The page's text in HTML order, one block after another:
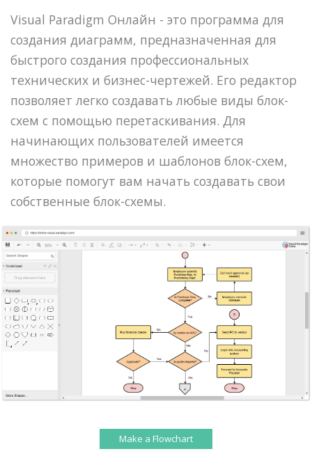
Visual Paradigm Онлайн - это программа для
создания диаграмм, предназначенная для
быстрого создания профессиональных
технических и бизнес-чертежей. Его редактор
позволяет легко создавать любые виды блок-
схем с помощью перетаскивания. Для
начинающих пользователей имеется
множество примеров и шаблонов блок-схем,
которые помогут вам начать создавать свои
собственные блок-схемы.
Make a Flowchart